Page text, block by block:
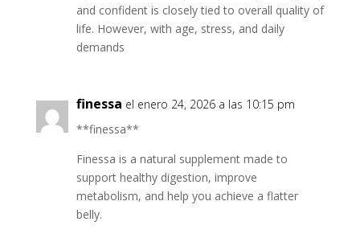
and confident is closely tied to overall quality of
life. However, with age, stress, and daily
demands
finessa el enero 24, 2026 a las 10:15 pm
**finessa**
Finessa is a natural supplement made to
support healthy digestion, improve
metabolism, and help you achieve a flatter
belly.